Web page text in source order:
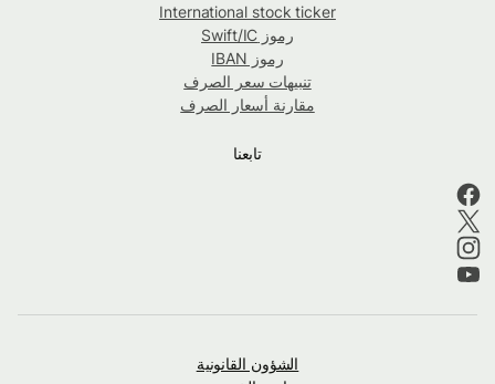
International stock ticker
رموز Swift/IC
رموز IBAN
تنبيهات سعر الصرف
مقارنة أسعار الصرف
تابعنا
الشؤون القانونية